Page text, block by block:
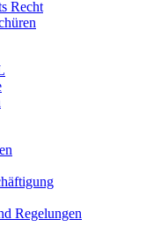
Recht
Regelungen